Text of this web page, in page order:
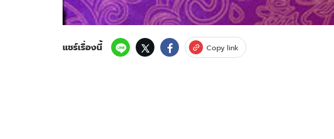
แชร์เรื่องนี้ Copy link